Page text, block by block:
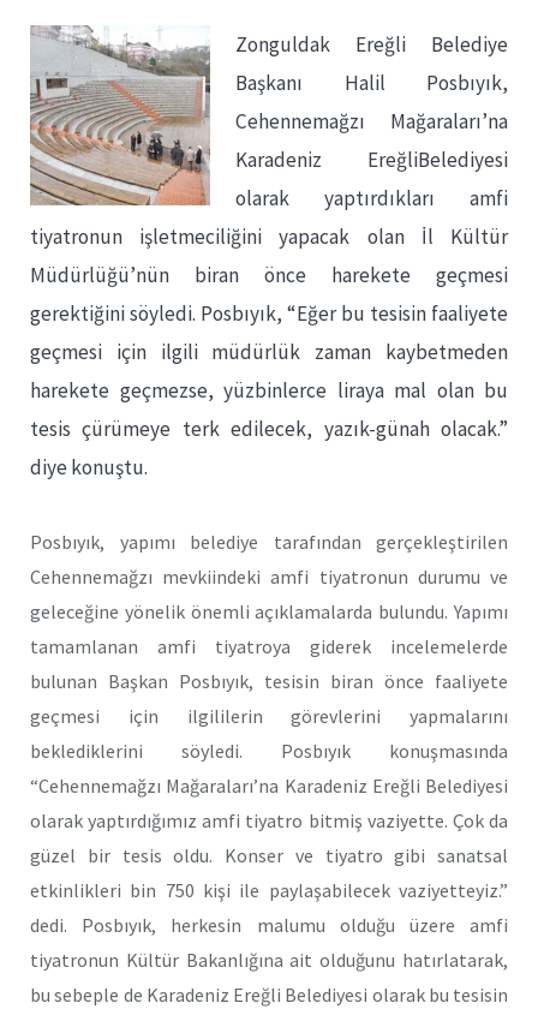
Zonguldak Ereğli Belediye
Başkanı Halil Posbıyık,
Cehennemağzı Mağaraları’na
Karadeniz EreğliBelediyesi
olarak yaptırdıkları amfi
tiyatronun işletmeciliğini yapacak olan İl Kültür
Müdürlüğü’nün biran önce harekete geçmesi
gerektiğini söyledi. Posbıyık, “Eğer bu tesisin faaliyete
geçmesi için ilgili müdürlük zaman kaybetmeden
harekete geçmezse, yüzbinlerce liraya mal olan bu
tesis çürümeye terk edilecek, yazık-günah olacak.”
diye konuştu.
Posbıyık, yapımı belediye tarafından gerçekleştirilen
Cehennemağzı mevkiindeki amfi tiyatronun durumu ve
geleceğine yönelik önemli açıklamalarda bulundu. Yapımı
tamamlanan amfi tiyatroya giderek incelemelerde
bulunan Başkan Posbıyık, tesisin biran önce faaliyete
geçmesi için ilgililerin görevlerini yapmalarını
beklediklerini söyledi. Posbıyık konuşmasında
“Cehennemağzı Mağaraları’na Karadeniz Ereğli Belediyesi
olarak yaptırdığımız amfi tiyatro bitmiş vaziyette. Çok da
güzel bir tesis oldu. Konser ve tiyatro gibi sanatsal
etkinlikleri bin 750 kişi ile paylaşabilecek vaziyetteyiz.”
dedi. Posbıyık, herkesin malumu olduğu üzere amfi
tiyatronun Kültür Bakanlığına ait olduğunu hatırlatarak,
bu sebeple de Karadeniz Ereğli Belediyesi olarak bu tesisin